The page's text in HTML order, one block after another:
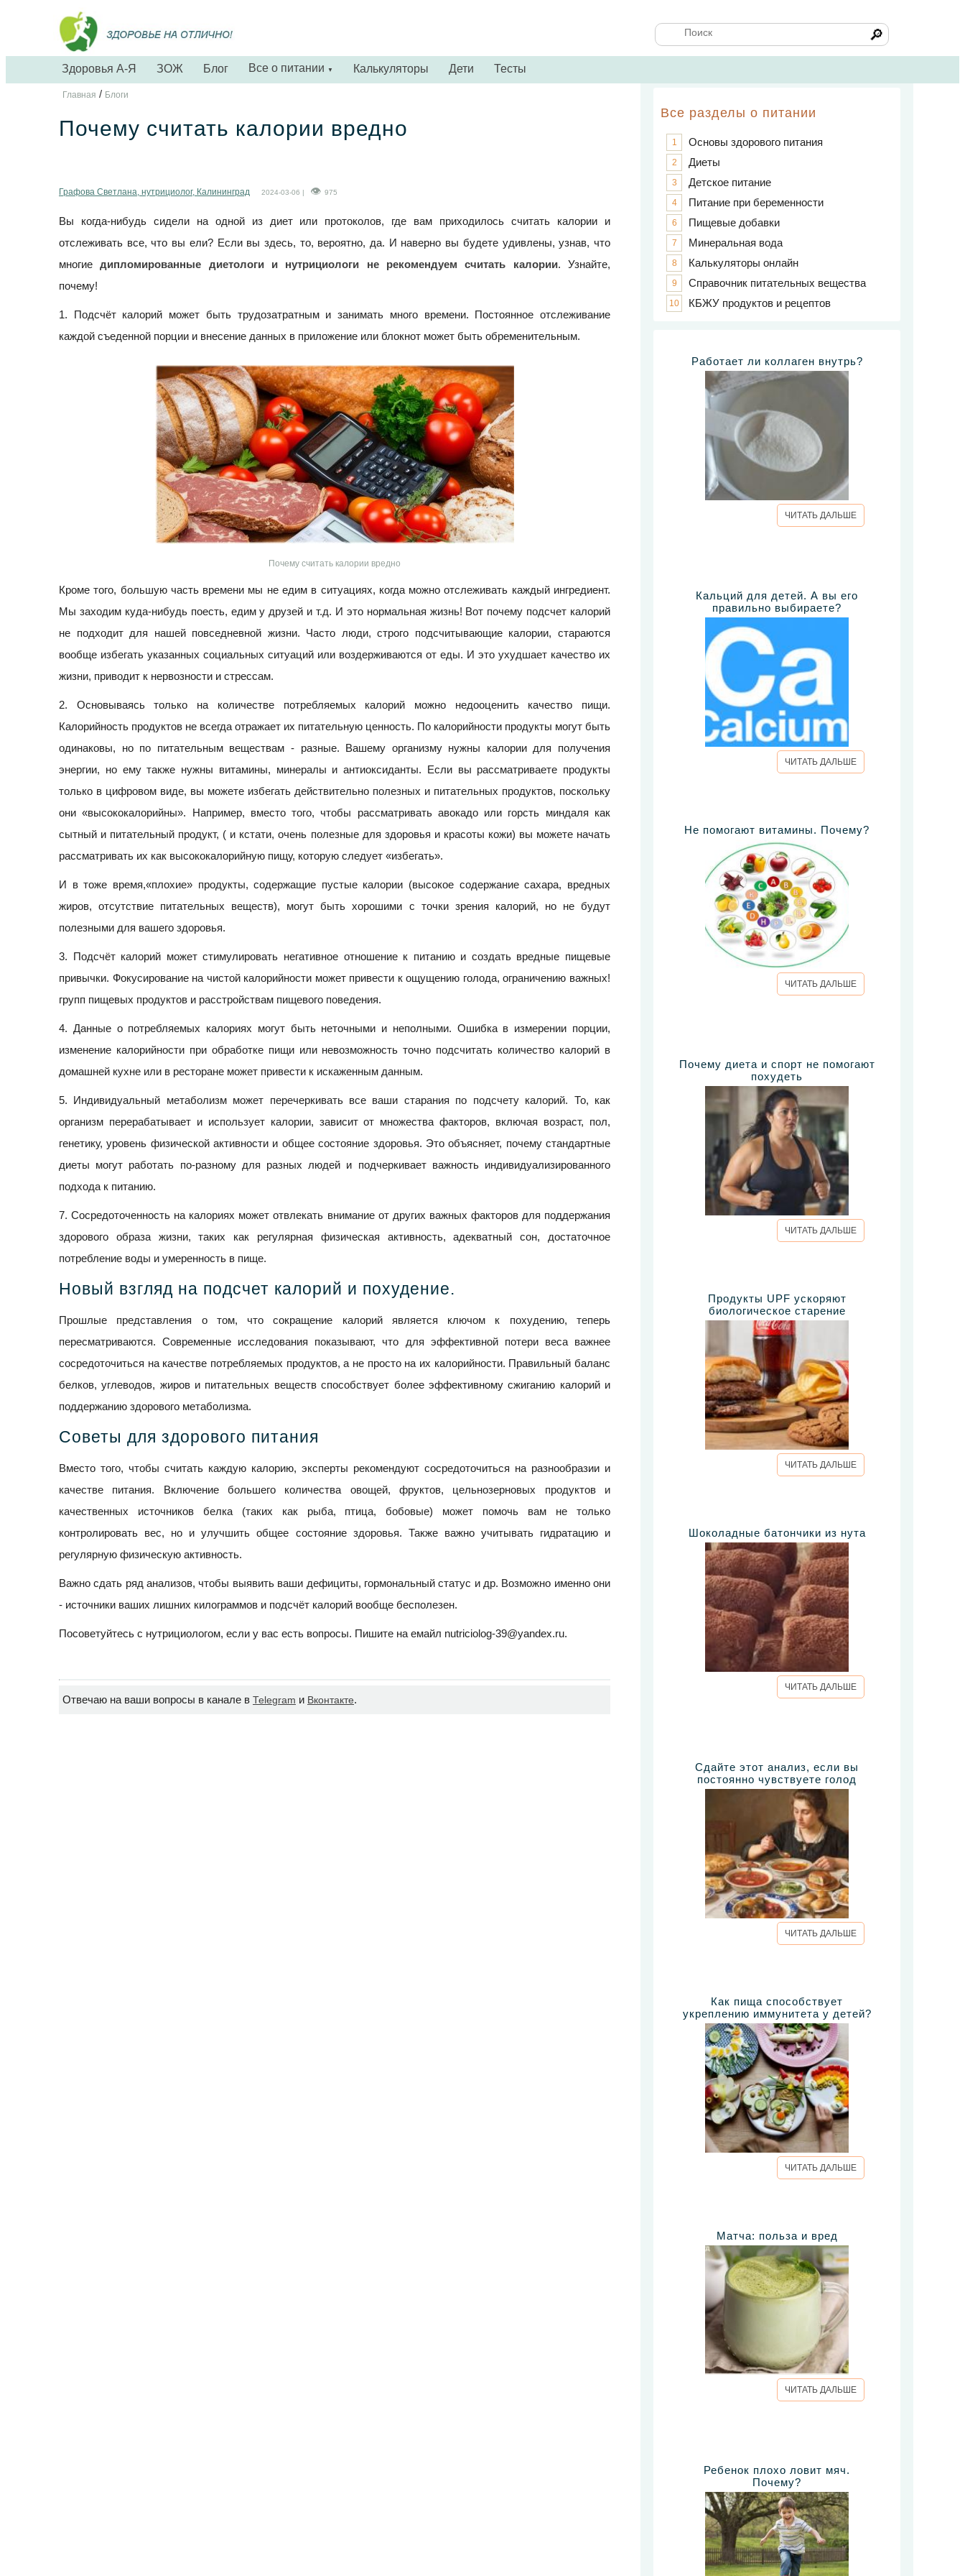
🔎
Здоровья А-Я ЗОЖ Блог Все о питании ▼ Калькуляторы Дети Тесты
Главная / Блоги
Почему считать калории вредно
Графова Светлана, нутрициолог, Калининград 2024-03-06 | 975
Вы когда-нибудь сидели на одной из диет или протоколов, где вам приходилось считать калории и
отслеживать все, что вы ели? Если вы здесь, то, вероятно, да. И наверно вы будете удивлены, узнав, что
многиедипломированные диетологи и нутрициологи не рекомендуем считать калории. Узнайте,
почему!
1. Подсчёт калорий может быть трудозатратным и занимать много времени. Постоянное отслеживание
каждой съеденной порции и внесение данных в приложение или блокнот может быть обременительным.
Почему считать калории вредно
Кроме того, большую часть времени мы не едим в ситуациях, когда можно отслеживать каждый ингредиент.
Мы заходим куда-нибудь поесть, едим у друзей и т.д. И это нормальная жизнь! Вот почему подсчет калорий
не подходит для нашей повседневной жизни. Часто люди, строго подсчитывающие калории, стараются
вообще избегать указанных социальных ситуаций или воздерживаются от еды. И это ухудшает качество их
жизни, приводит к нервозности и стрессам.
2. Основываясь только на количестве потребляемых калорий можно недооценить качество пищи.
Калорийность продуктов не всегда отражает их питательную ценность. По калорийности продукты могут быть
одинаковы, но по питательным веществам - разные. Вашему организму нужны калории для получения
энергии, но ему также нужны витамины, минералы и антиоксиданты. Если вы рассматриваете продукты
только в цифровом виде, вы можете избегать действительно полезных и питательных продуктов, поскольку
они «высококалорийны». Например, вместо того, чтобы рассматривать авокадо или горсть миндаля как
сытный и питательный продукт, ( и кстати, очень полезные для здоровья и красоты кожи) вы можете начать
рассматривать их как высококалорийную пищу, которую следует «избегать».
И в тоже время,«плохие» продукты, содержащие пустые калории (высокое содержание сахара, вредных
жиров, отсутствие питательных веществ), могут быть хорошими с точки зрения калорий, но не будут
полезными для вашего здоровья.
3. Подсчёт калорий может стимулировать негативное отношение к питанию и создать вредные пищевые
привычки. Фокусирование на чистой калорийности может привести к ощущению голода, ограничению важных!
групп пищевых продуктов и расстройствам пищевого поведения.
4. Данные о потребляемых калориях могут быть неточными и неполными. Ошибка в измерении порции,
изменение калорийности при обработке пищи или невозможность точно подсчитать количество калорий в
домашней кухне или в ресторане может привести к искаженным данным.
5. Индивидуальный метаболизм может перечеркивать все ваши старания по подсчету калорий. То, как
организм перерабатывает и использует калории, зависит от множества факторов, включая возраст, пол,
генетику, уровень физической активности и общее состояние здоровья. Это объясняет, почему стандартные
диеты могут работать по-разному для разных людей и подчеркивает важность индивидуализированного
подхода к питанию.
7. Сосредоточенность на калориях может отвлекать внимание от других важных факторов для поддержания
здорового образа жизни, таких как регулярная физическая активность, адекватный сон, достаточное
потребление воды и умеренность в пище.
Новый взгляд на подсчет калорий и похудение.
Прошлые представления о том, что сокращение калорий является ключом к похудению, теперь
пересматриваются. Современные исследования показывают, что для эффективной потери веса важнее
сосредоточиться на качестве потребляемых продуктов, а не просто на их калорийности. Правильный баланс
белков, углеводов, жиров и питательных веществ способствует более эффективному сжиганию калорий и
поддержанию здорового метаболизма.
Советы для здорового питания
Вместо того, чтобы считать каждую калорию, эксперты рекомендуют сосредоточиться на разнообразии и
качестве питания. Включение большего количества овощей, фруктов, цельнозерновых продуктов и
качественных источников белка (таких как рыба, птица, бобовые) может помочь вам не только
контролировать вес, но и улучшить общее состояние здоровья. Также важно учитывать гидратацию и
регулярную физическую активность.
Важно сдать ряд анализов, чтобы выявить ваши дефициты, гормональный статус и др. Возможно именно они
- источники ваших лишних килограммов и подсчёт калорий вообще бесполезен.
Посоветуйтесь с нутрициологом, если у вас есть вопросы. Пишите на емайл nutriciolog-39@yandex.ru.
Отвечаю на ваши вопросы в канале в Telegram и Вконтакте.
Все разделы о питании
1 Основы здорового питания
2 Диеты
3 Детское питание
4 Питание при беременности
6 Пищевые добавки
7 Минеральная вода
8 Калькуляторы онлайн
9 Справочник питательных вещества
10 КБЖУ продуктов и рецептов
Работает ли коллаген внутрь?
ЧИТАТЬ ДАЛЬШЕ
Кальций для детей. А вы его
правильно выбираете?
ЧИТАТЬ ДАЛЬШЕ
Не помогают витамины. Почему?
ЧИТАТЬ ДАЛЬШЕ
Почему диета и спорт не помогают
похудеть
ЧИТАТЬ ДАЛЬШЕ
Продукты UPF ускоряют
биологическое старение
ЧИТАТЬ ДАЛЬШЕ
Шоколадные батончики из нута
ЧИТАТЬ ДАЛЬШЕ
Сдайте этот анализ, если вы
постоянно чувствуете голод
ЧИТАТЬ ДАЛЬШЕ
Как пища способствует
укреплению иммунитета у детей?
ЧИТАТЬ ДАЛЬШЕ
Матча: польза и вред
ЧИТАТЬ ДАЛЬШЕ
Ребенок плохо ловит мяч.
Почему?